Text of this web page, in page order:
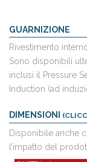
GUARNIZIONE
Rivestimento
Sono disponibili
inclusi il Pressure
Induction (ad
DIMENSIONI
Disponibile anche
l’impatto del